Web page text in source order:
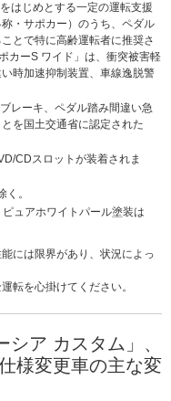
はじめとする一定の運転支援
・サポカー）のうち、ペダル
とで特に高齢運転者に推奨さ
カーS ワイド」は、衝突被害軽
時加速抑制装置、車線逸脱警
レーキ、ペダル踏み間違い急
を国土交通省に認定された
CDスロットが装着されま
。
ュアホワイトパール塗装は
には限界があり、状況によっ
転を心掛けてください。
シア カスタム」、
様変更車の主な変